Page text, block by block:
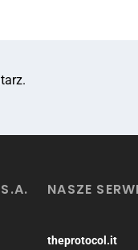
NASZE
theprotocol.it